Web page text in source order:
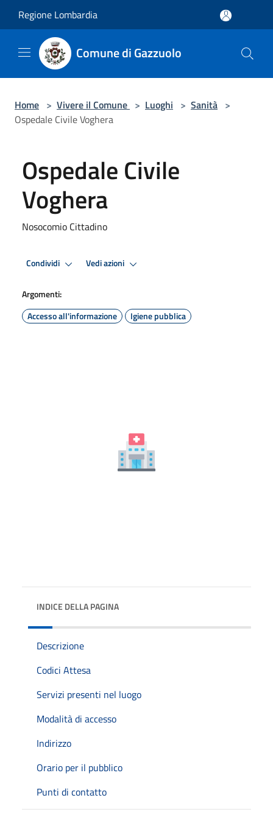
Regione Lombardia
Comune di Gazzuolo
Home > Vivere il Comune > Luoghi > Sanità >
Ospedale Civile Voghera
Ospedale Civile
Voghera
Nosocomio Cittadino
Condividi Vedi azioni
Argomenti:
Accesso all'informazione
Igiene pubblica
INDICE DELLA PAGINA
Descrizione
Codici Attesa
Servizi presenti nel luogo
Modalità di accesso
Indirizzo
Orario per il pubblico
Punti di contatto